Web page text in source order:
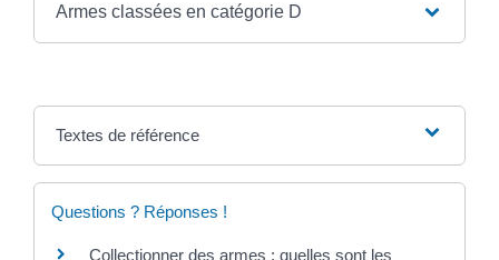
Armes classées en catégorie D
Textes de référence
Questions ? Réponses !
Collectionner des armes : quelles sont les